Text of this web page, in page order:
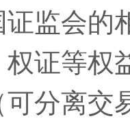
证监会的
权证等权
可分离交